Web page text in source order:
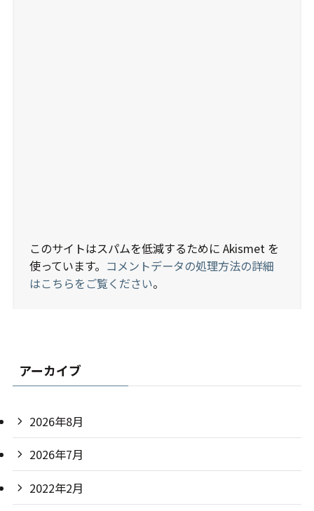
このサイトはスパムを低減するために Akismet を
使っています。 コメントデータの処理方法の詳細
はこちらをご覧ください。
アーカイブ
2026年8月
2026年7月
2022年2月